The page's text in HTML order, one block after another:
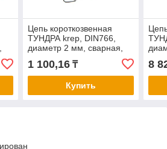
Цепь короткозвенная
ТУНДРА krep, DIN766,
диаметр 2 мм, сварная,
оцинкованная, 3 м
1 100,16₸
Купить
8